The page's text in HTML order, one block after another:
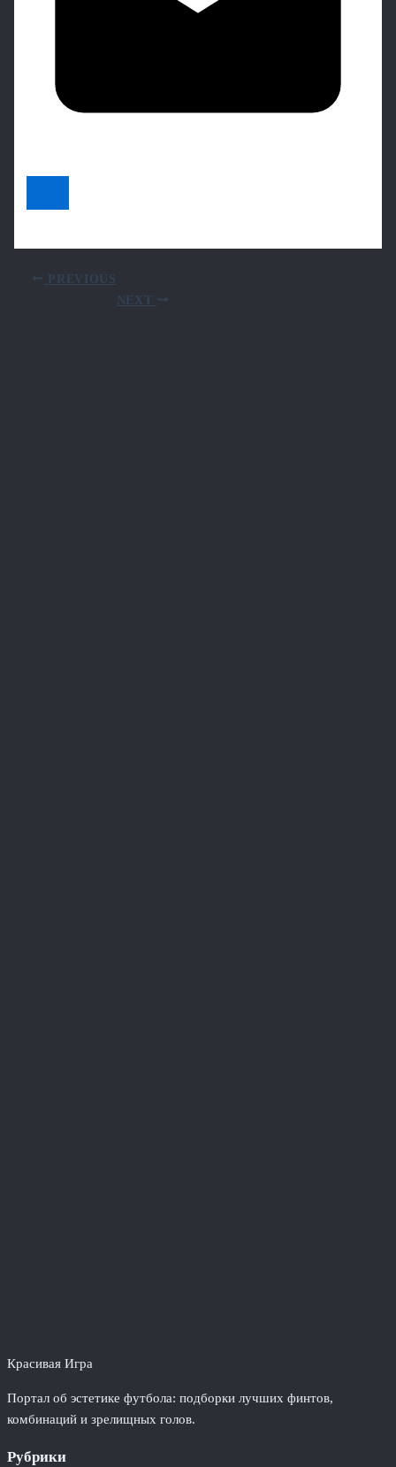
PREVIOUS
NEXT
Красивая Игра
Портал об эстетике футбола: подборки лучших финтов,
комбинаций и зрелищных голов.
Рубрики